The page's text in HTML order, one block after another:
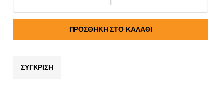
σετ
για
ΠΡΟΣΘΉΚΗ ΣΤΟ ΚΑΛΆΘΙ
ΣΎΓΚΡΙΣΗ